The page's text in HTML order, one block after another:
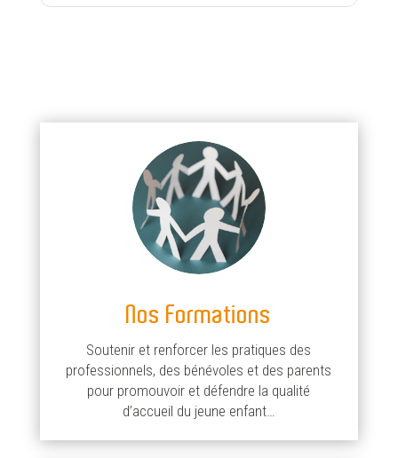
Nos Formations
Soutenir et renforcer les pratiques des
professionnels, des bénévoles et des parents
pour promouvoir et défendre la qualité
d’accueil du jeune enfant…